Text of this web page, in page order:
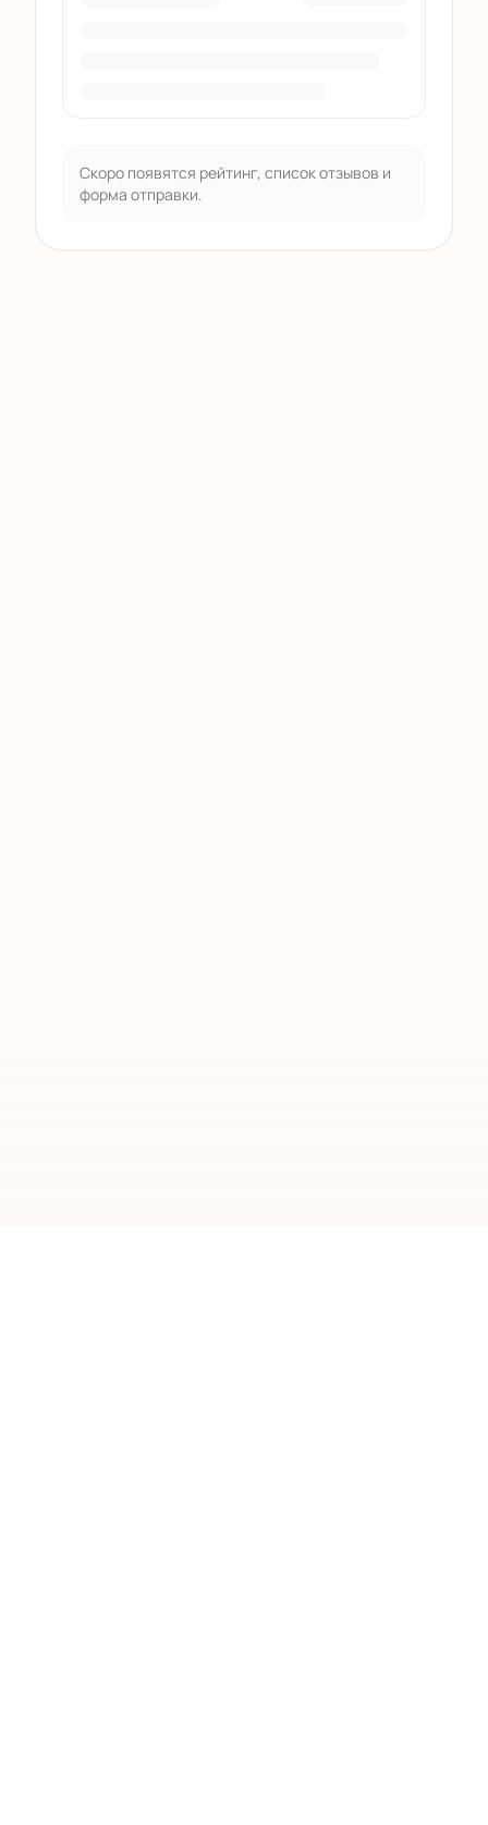
Скоро появятся рейтинг, список отзывов и
форма отправки.